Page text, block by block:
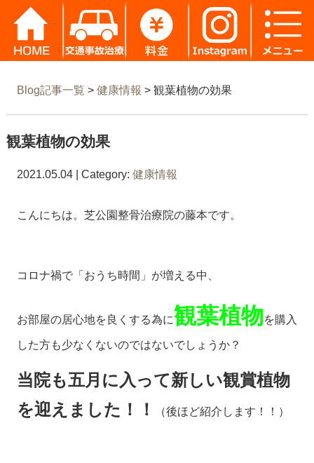
Blog記事一覧 > 健康情報 > 観葉植物の効果
観葉植物の効果
2021.05.04 | Category: 健康情報
こんにちは。芝公園整骨治療院の藤本です。
コロナ禍で「おうち時間」が増える中、
お部屋の居心地を良くする為に観葉植物を購入
した方も少なくないのではないでしょうか？
当院も五月に入って新しい観賞植物
を迎えました！！
（後ほど紹介します！！）